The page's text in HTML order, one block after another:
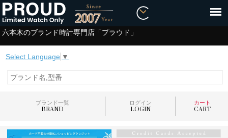
六本木のブランド時計専門店「プラウド」
Select Language ▼
ブランド一覧
BRAND
ログイン
LOGIN
カート
CART